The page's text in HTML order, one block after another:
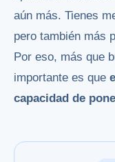
aún más. Tienes
pero también más
Por eso, más que
importante es que
capacidad de